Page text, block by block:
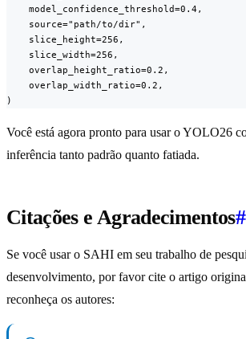
    model_confidence_threshold=0.4,
    source="path/to/dir",
    slice_height=256,
    slice_width=256,
    overlap_height_ratio=0.2,
    overlap_width_ratio=0.2,
)
Você está agora pronto para usar o YOLO26
inferência tanto padrão quanto fatiada.
Citações e Agradecimentos#
Se você usar o SAHI em seu trabalho de
desenvolvimento, por favor cite o artigo
reconheça os autores: